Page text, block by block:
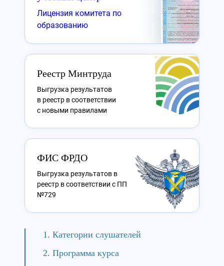
Лицензия комитета по
образованию
Реестр Минтруда
Выгрузка результатов
в реестр в соответствии
с новыми правилами
ФИС ФРДО
Выгрузка результатов в
реестр в соответствии с ПП
№729
Категории слушателей
Программа курса